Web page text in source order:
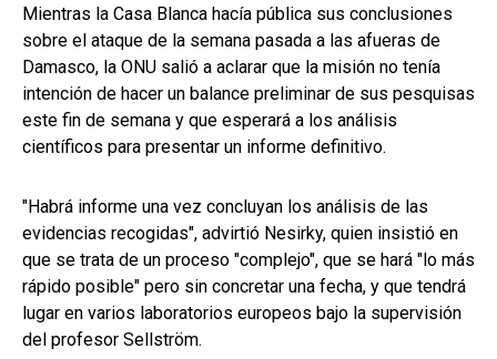
Mientras la Casa Blanca hacía pública sus conclusiones
sobre el ataque de la semana pasada a las afueras de
Damasco, la ONU salió a aclarar que la misión no tenía
intención de hacer un balance preliminar de sus pesquisas
este fin de semana y que esperará a los análisis
científicos para presentar un informe definitivo.
"Habrá informe una vez concluyan los análisis de las
evidencias recogidas", advirtió Nesirky, quien insistió en
que se trata de un proceso "complejo", que se hará "lo más
rápido posible" pero sin concretar una fecha, y que tendrá
lugar en varios laboratorios europeos bajo la supervisión
del profesor Sellström.